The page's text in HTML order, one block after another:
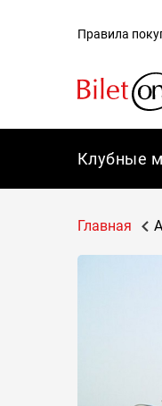
Правила
Клубные
Главная